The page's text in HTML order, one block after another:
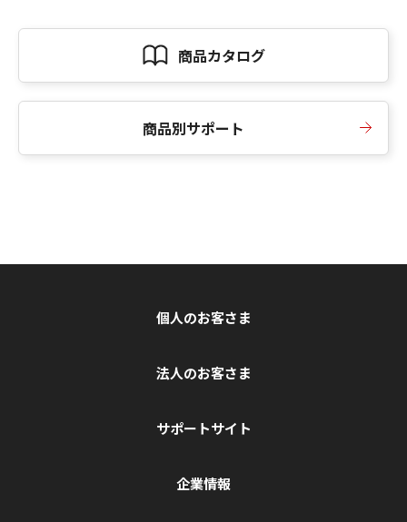
商品カタログ
商品別サポート
個人のお客さま
法人のお客さま
サポートサイト
企業情報